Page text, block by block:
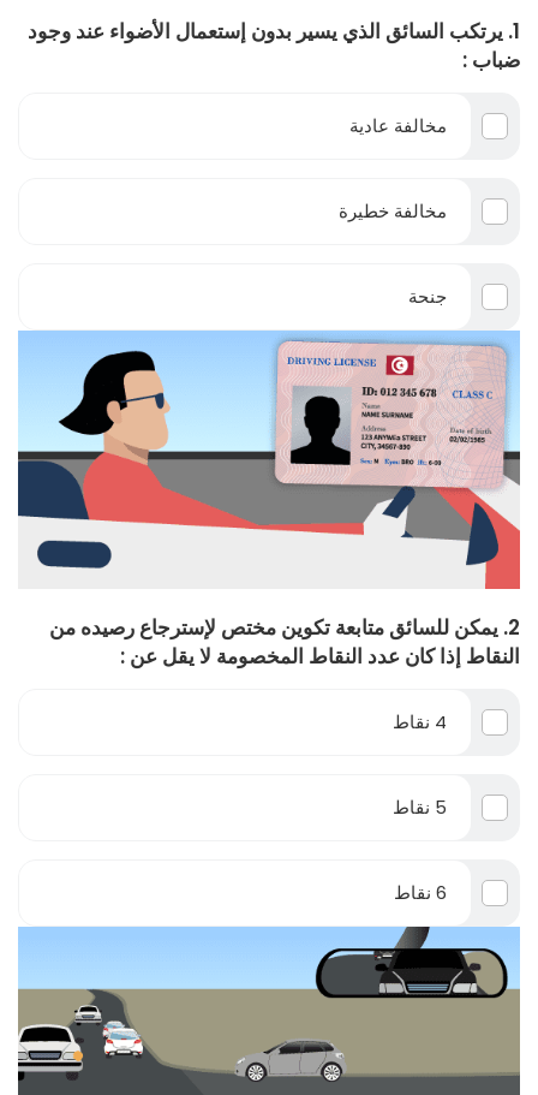
1. يرتكب السائق الذي يسير بدون إستعمال الأضواء عند وجود
ضباب :
مخالفة عادية
مخالفة خطيرة
جنحة
2. يمكن للسائق متابعة تكوين مختص لإسترجاع رصيده من
النقاط إذا كان عدد النقاط المخصومة لا يقل عن :
4 نقاط
5 نقاط
6 نقاط